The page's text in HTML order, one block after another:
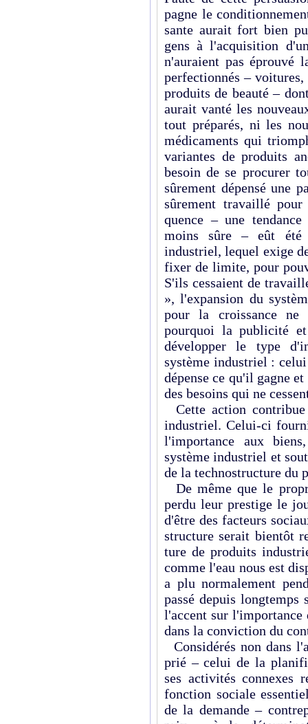
pagne le
sante aurait fort bien
gens à l'acquisition
n'auraient pas éprouvé
perfectionnés –
produits de beauté –
aurait vanté les
tout préparés, ni les
médicaments qui
variantes de produits
besoin de se procurer
sûrement dépensé une
sûrement travaillé
quence – une
moins sûre – eût été
industriel, lequel exige
fixer de limite, pour
S'ils cessaient de
», l'expansion du
pour la croissance
pourquoi la publicité
développer le type
système industriel :
dépense ce qu'il gagne
des besoins qui ne
Cette action contribue
industriel. Celui-ci
l'importance aux
système industriel et
de la technostructure du
De même que le
perdu leur prestige le
d'être des facteurs
structure serait bientôt
ture de produits
comme l'eau nous est
a plu normalement
passé depuis
l'accent sur l'importance
dans la conviction du
Considérés non dans
prié – celui de la
ses activités connexes
fonction sociale
de la demande –